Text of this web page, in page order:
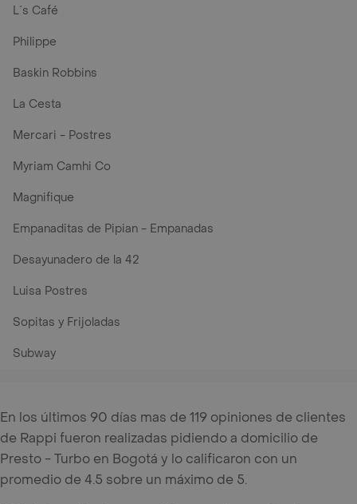
L´s Café
Philippe
Baskin Robbins
La Cesta
Mercari - Postres
Myriam Camhi Co
Magnifique
Empanaditas de Pipian - Empanadas
Desayunadero de la 42
Luisa Postres
Sopitas y Frijoladas
Subway
En los últimos 90 días mas de 119 opiniones de clientes
de Rappi fueron realizadas pidiendo a domicilio de
Presto - Turbo en Bogotá y lo calificaron con un
promedio de 4.5 sobre un máximo de 5.